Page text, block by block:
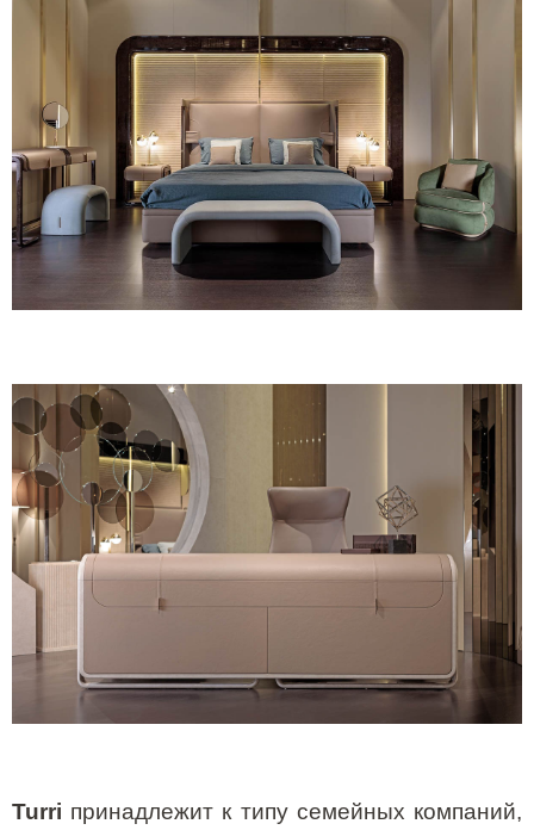
Turri принадлежит к типу семейных компаний,